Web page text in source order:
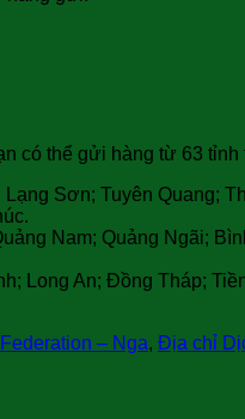
có thể gửi hàng từ 63 tỉnh
Sơn; Tuyên Quang;
Nam; Quảng Ngãi;
An; Đồng Tháp;
– Nga, Địa chỉ